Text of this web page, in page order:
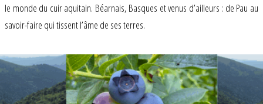
le monde du cuir aquitain. Béarnais, Basques et venus d’ailleurs : de Pau au
savoir-faire qui tissent l’âme de ses terres.